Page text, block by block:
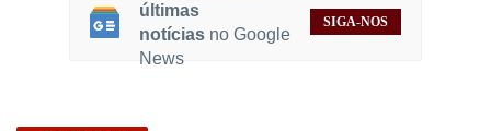
últimas
notíciasno Google
News
SIGA-NOS